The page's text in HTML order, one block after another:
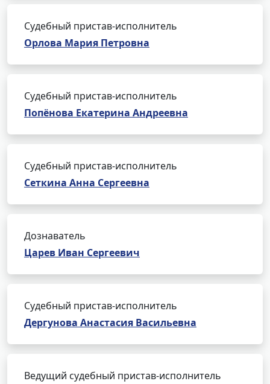
Судебный пристав-исполнитель
Орлова Мария Петровна
Судебный пристав-исполнитель
Попёнова Екатерина Андреевна
Судебный пристав-исполнитель
Сеткина Анна Сергеевна
Дознаватель
Царев Иван Сергеевич
Судебный пристав-исполнитель
Дергунова Анастасия Васильевна
Ведущий судебный пристав-исполнитель